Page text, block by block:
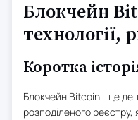
Блокчейн
технології,
Коротка
Блокчейн Bitcoin - це
розподіленого реєстру,